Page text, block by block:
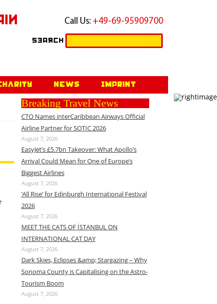
Call Us: +49-69-95909700
Search
Search
News Imprint
Breaking Travel News
CTO Names interCaribbean Airways Official
Airline Partner for SOTIC 2026
August 7, 2026
EasyJet’s £5.7bn Takeover: What Apollo’s
Arrival Could Mean for One of Europe’s
Biggest Airlines
August 7, 2026
‘All Rise’ for Edinburgh International Festival
2026
August 7, 2026
MEET THE CATS OF İSTANBUL ON
INTERNATIONAL CAT DAY
August 7, 2026
Dark Skies, Eclipses &amp; Stargazing – Why
Sonoma County is Capitalising on the Astro-
Tourism Boom
August 7, 2026